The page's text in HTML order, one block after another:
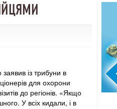
із трибуни в
для охорони
до регіонів. «Якщо
У всіх кидали, і в